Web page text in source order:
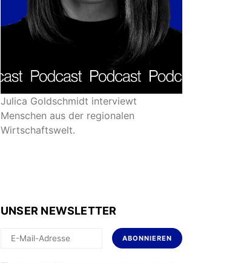
Julica Goldschmidt interviewt
Menschen aus der regionalen
Wirtschaftswelt.
UNSER NEWSLETTER
ABONNIEREN